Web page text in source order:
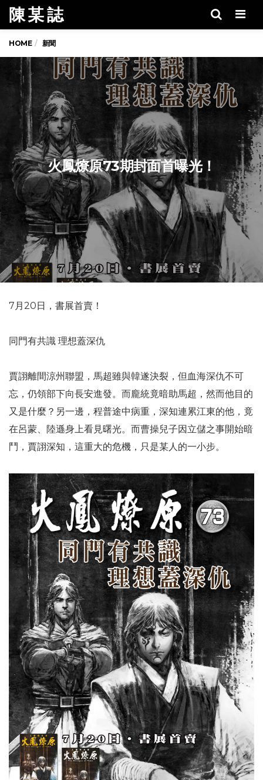
陳 某 誌
HOME 新聞
火鳳燎原73期封面首曝光！
7月20日，書展首賣！
同門有共識 理想蓋深仇
賈詡離間涼州聯盟，馬超雖與韓遂決裂，但血海深仇不可
忘，仍領部下向長安進發。而龐統竟暗助馬超，然而他目的
又是什麼？另一邊，程普途中病重，深知連累江東的他，竟
在呂蒙、陸遜身上看見曙光。而曹操兒子因立儲之事開始暗
鬥，賈詡深知，這重大的危機，只是某人的一小步。